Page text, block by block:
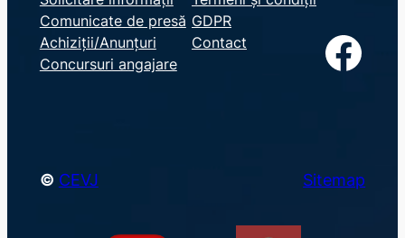
a
r
c
Comunicate de presă
Achiziții/Anunțuri
Concursuri angajare
GDPR
Contact
Facebook
© CEVJ Sitemap